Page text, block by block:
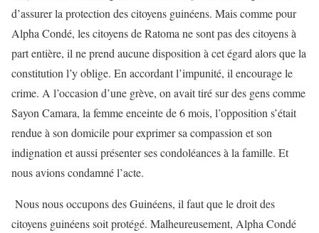
d’assurer la protection des citoyens guinéens. Mais comme pour
Alpha Condé, les citoyens de Ratoma ne sont pas des citoyens à
part entière, il ne prend aucune disposition à cet égard alors que la
constitution l’y oblige. En accordant l’impunité, il encourage le
crime. A l’occasion d’une grève, on avait tiré sur des gens comme
Sayon Camara, la femme enceinte de 6 mois, l’opposition s’était
rendue à son domicile pour exprimer sa compassion et son
indignation et aussi présenter ses condoléances à la famille. Et
nous avions condamné l’acte.
Nous nous occupons des Guinéens, il faut que le droit des
citoyens guinéens soit protégé. Malheureusement, Alpha Condé